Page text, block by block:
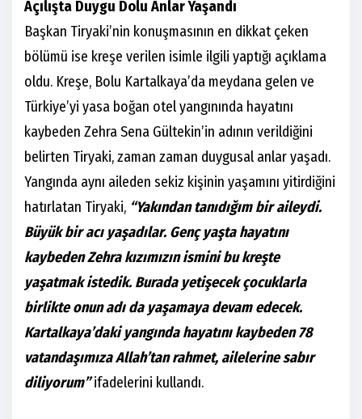
Açılışta Duygu Dolu Anlar Yaşandı
Başkan Tiryaki’nin konuşmasının en dikkat çeken
bölümü ise kreşe verilen isimle ilgili yaptığı açıklama
oldu. Kreşe, Bolu Kartalkaya’da meydana gelen ve
Türkiye’yi yasa boğan otel yangınında hayatını
kaybeden Zehra Sena Gültekin’in adının verildiğini
belirten Tiryaki, zaman zaman duygusal anlar yaşadı.
Yangında aynı aileden sekiz kişinin yaşamını yitirdiğini
hatırlatan Tiryaki, “Yakından tanıdığım bir aileydi.
Büyük bir acı yaşadılar. Genç yaşta hayatını
kaybeden Zehra kızımızın ismini bu kreşte
yaşatmak istedik. Burada yetişecek çocuklarla
birlikte onun adı da yaşamaya devam edecek.
Kartalkaya’daki yangında hayatını kaybeden 78
vatandaşımıza Allah’tan rahmet, ailelerine sabır
diliyorum”ifadelerini kullandı.